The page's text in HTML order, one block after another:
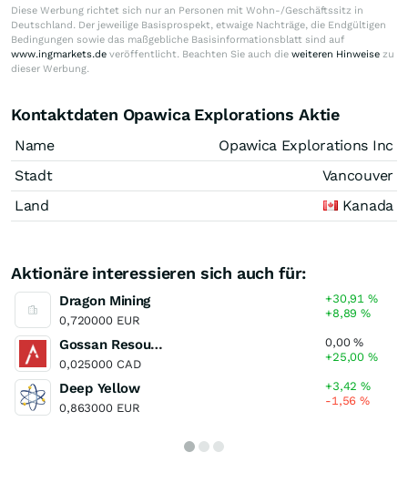
Diese Werbung richtet sich nur an Personen mit Wohn-/Geschäftssitz in
Deutschland. Der jeweilige Basisprospekt, etwaige Nachträge, die Endgültigen
Bedingungen sowie das maßgebliche Basisinformationsblatt sind auf
www.ingmarkets.de veröffentlicht. Beachten Sie auch die weiteren Hinweise zu
dieser Werbung.
Kontaktdaten Opawica Explorations Aktie
Name
Opawica Explorations Inc
Stadt
Vancouver
Land
Kanada
Aktionäre interessieren sich auch für:
Dragon Mining
0,720000 EUR
+30,91%
+8,89%
Gossan Resources
0,025000 CAD
0,00%
+25,00%
Deep Yellow
0,863000 EUR
+3,42%
-1,56%